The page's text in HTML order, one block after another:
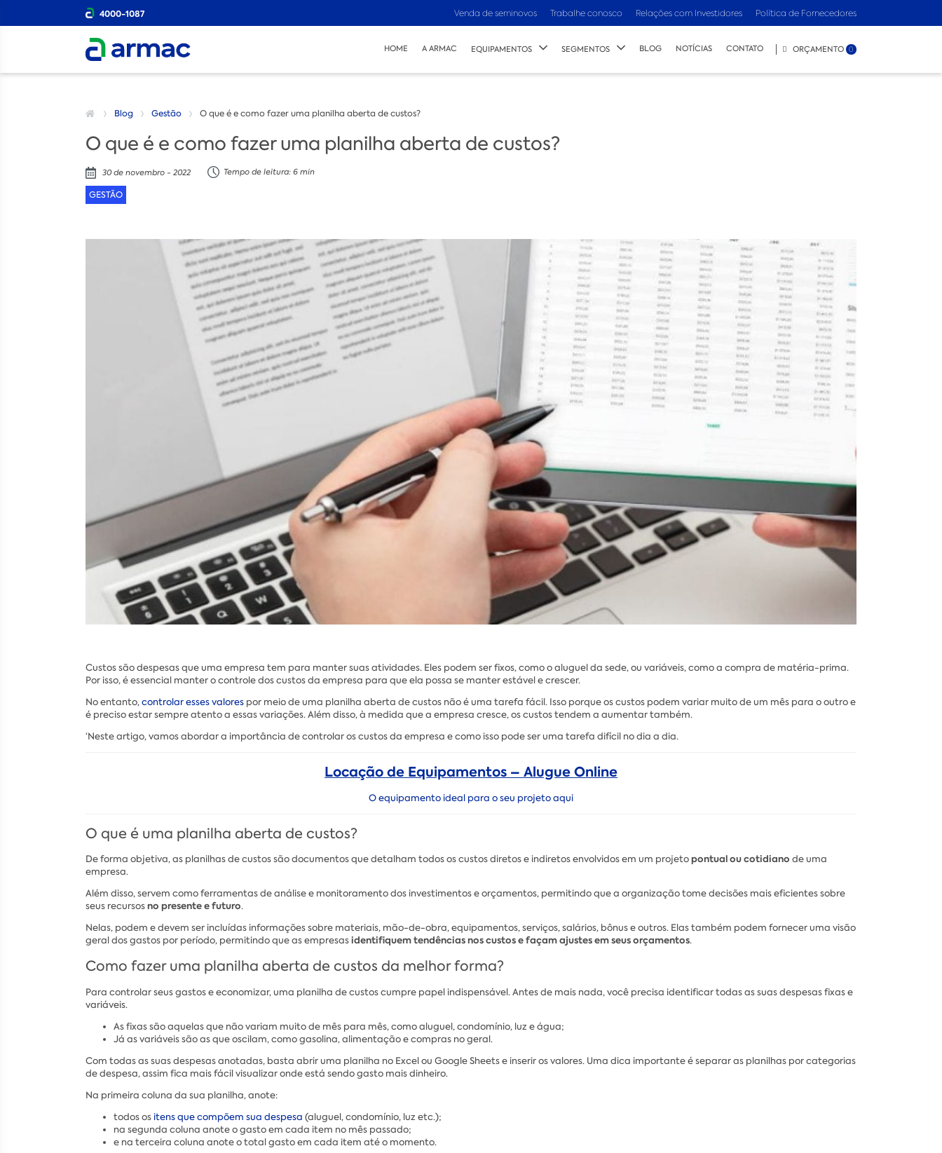
4000-1087 Venda de seminovos Trabalhe conosco Relações com Investidores Política de Fornecedores
HOME A ARMAC EQUIPAMENTOS SEGMENTOS BLOG NOTÍCIAS CONTATO ORÇAMENTO 0
Blog Gestão O que é e como fazer uma planilha aberta de custos?
O que é e como fazer uma planilha aberta de custos?
30 de novembro - 2022 Tempo de leitura: 6 min
GESTÃO
Custos são despesas que uma empresa tem para manter suas atividades. Eles podem ser fixos, como o aluguel da sede, ou variáveis, como a compra de matéria-prima.
Por isso, é essencial manter o controle dos custos da empresa para que ela possa se manter estável e crescer.
No entanto,controlar esses valores por meio de uma planilha aberta de custos não é uma tarefa fácil. Isso porque os custos podem variar muito de um mês para o outro e
é preciso estar sempre atento a essas variações. Além disso, à medida que a empresa cresce, os custos tendem a aumentar também.
‘Neste artigo, vamos abordar a importância de controlar os custos da empresa e como isso pode ser uma tarefa difícil no dia a dia.
Locação de Equipamentos – Alugue Online
O equipamento ideal para o seu projeto aqui
O que é uma planilha aberta de custos?
De forma objetiva, as planilhas de custos são documentos que detalham todos os custos diretos e indiretos envolvidos em um projetopontual ou cotidiano de uma
empresa.
Além disso, servem como ferramentas de análise e monitoramento dos investimentos e orçamentos, permitindo que a organização tome decisões mais eficientes sobre
seus recursosno presente e futuro.
Nelas, podem e devem ser incluídas informações sobre materiais, mão-de-obra, equipamentos, serviços, salários, bônus e outros. Elas também podem fornecer uma visão
geral dos gastos por período, permitindo que as empresasidentifiquem tendências nos custos e façam ajustes em seus orçamentos.
Como fazer uma planilha aberta de custos da melhor forma?
Para controlar seus gastos e economizar, uma planilha de custos cumpre papel indispensável. Antes de mais nada, você precisa identificar todas as suas despesas fixas e
variáveis.
As fixas são aquelas que não variam muito de mês para mês, como aluguel, condomínio, luz e água;
Já as variáveis são as que oscilam, como gasolina, alimentação e compras no geral.
Com todas as suas despesas anotadas, basta abrir uma planilha no Excel ou Google Sheets e inserir os valores. Uma dica importante é separar as planilhas por categorias
de despesa, assim fica mais fácil visualizar onde está sendo gasto mais dinheiro.
Na primeira coluna da sua planilha, anote:
todos ositens que compõem sua despesa (aluguel, condomínio, luz etc.);
na segunda coluna anote o gasto em cada item no mês passado;
e na terceira coluna anote o total gasto em cada item até o momento.